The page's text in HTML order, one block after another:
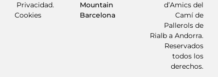
Privacidad.
Cookies
Mountain
Barcelona
d’Amics del
Camí de
Pallerols de
Rialb a Andorra.
Reservados
todos los
derechos.